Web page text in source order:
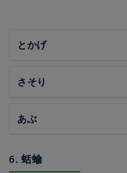
とかげ
さそり
あぶ
6. 蛞蝓